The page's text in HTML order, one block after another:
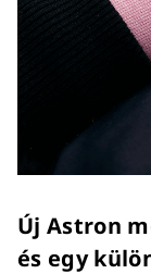
Új Astron
és egy